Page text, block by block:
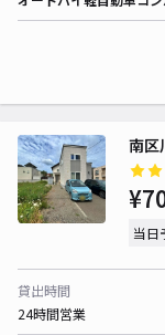
南区
当日
貸出時間
24時間営業